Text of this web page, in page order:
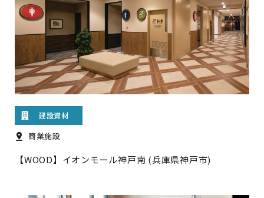
建設資材
商業施設
【WOOD】イオンモール神戸南 (兵庫県神戸市)